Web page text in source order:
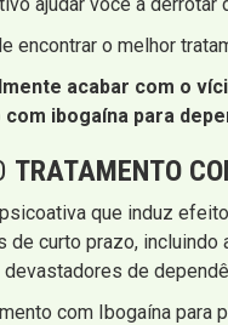
encontrar o melhor
acabar com o
ibogaína para
TRATAMENTO
que induz
curto prazo,
de
com Ibogaína